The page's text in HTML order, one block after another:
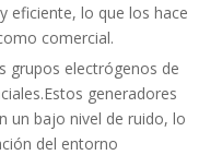
eficiente, lo que los hace
comercial.
grupos electrógenos de
generadores
un bajo nivel de ruido, lo
del entorno